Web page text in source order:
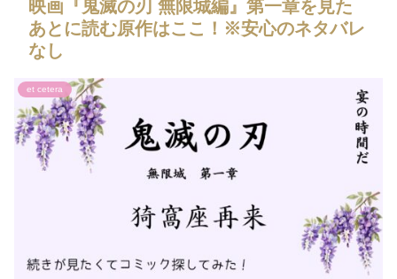
映画『鬼滅の刃 無限城編』第一章を見た
あとに読む原作はここ！※安心のネタバレ
なし
et cetera